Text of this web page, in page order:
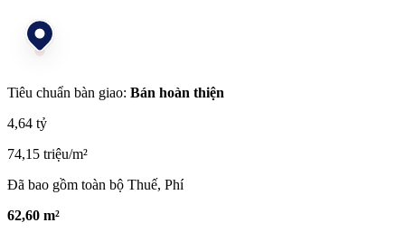
Tiêu chuẩn bàn giao: Bán hoàn thiện
4,64 tỷ
74,15 triệu/m²
Đã bao gồm toàn bộ Thuế, Phí
62,60 m²